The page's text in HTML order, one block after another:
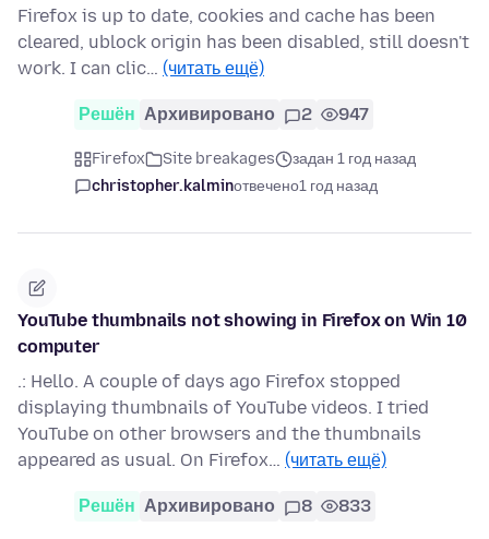
Firefox is up to date, cookies and cache has been
cleared, ublock origin has been disabled, still doesn't
work. I can clic… (читать ещё)
Решён Архивировано 2 947
Firefox Site breakages
задан 1 год назад
christopher.kalminотвечено1 год назад
YouTube thumbnails not showing in Firefox on Win 10
computer
.: Hello. A couple of days ago Firefox stopped
displaying thumbnails of YouTube videos. I tried
YouTube on other browsers and the thumbnails
appeared as usual. On Firefox… (читать ещё)
Решён Архивировано 8 833